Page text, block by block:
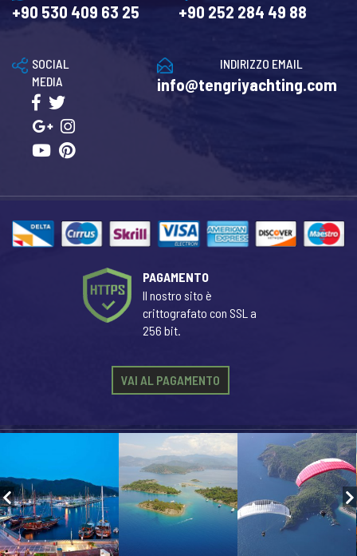
+90 530 409 63 25 +90 252 284 49 88
INDIRIZZO EMAIL
info@tengriyachting.com
SOCIAL
MEDIA
PAGAMENTO
Il nostro sito è
crittografato con SSL a
256 bit.
VAI AL PAGAMENTO